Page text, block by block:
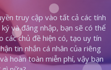
truy cập vào tất cả các tính
và đăng nhập, bạn sẽ có thể
các chủ đề hiện có, tạo uy tín
tin nhắn cá nhân của riêng
hoàn toàn miễn phí, vậy bạn